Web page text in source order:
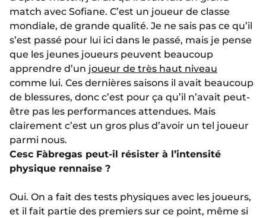
match avec Sofiane. C’est un joueur de classe
mondiale, de grande qualité. Je ne sais pas ce qu’il
s’est passé pour lui ici dans le passé, mais je pense
que les jeunes joueurs peuvent beaucoup
apprendre d’un joueur de très haut niveau
comme lui. Ces dernières saisons il avait beaucoup
de blessures, donc c’est pour ça qu’il n’avait peut-
être pas les performances attendues. Mais
clairement c’est un gros plus d’avoir un tel joueur
parmi nous.
Cesc Fàbregas peut-il résister à l’intensité
physique rennaise ?
Oui. On a fait des tests physiques avec les joueurs,
et il fait partie des premiers sur ce point, même si